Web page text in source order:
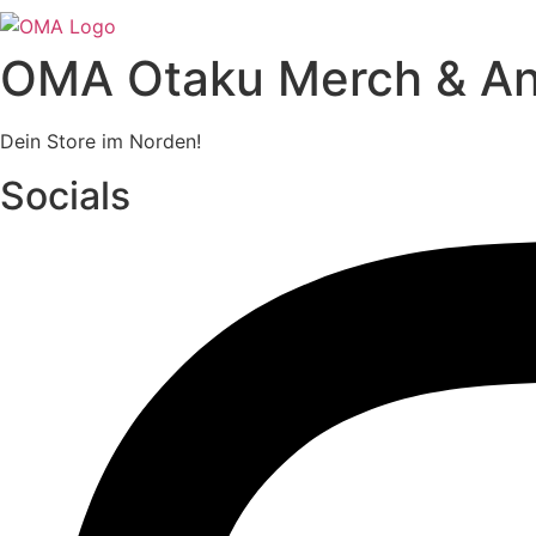
OMA Otaku Merch &
Dein Store im Norden!
Socials